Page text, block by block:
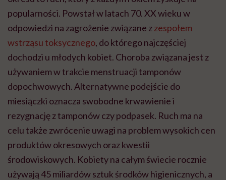
popularności. Powstał w latach 70. XX wieku w
odpowiedzi na zagrożenie związane zzespołem
wstrząsu toksycznego, do którego najczęściej
dochodzi u młodych kobiet. Choroba związana jest z
używaniem w trakcie menstruacji tamponów
dopochwowych. Alternatywne podejście do
miesiączki oznacza swobodne krwawienie i
rezygnację z tamponów czy podpasek. Ruch ma na
celu także zwrócenie uwagi na problem wysokich cen
produktów okresowych oraz kwestii
środowiskowych. Kobiety na całym świecie rocznie
używają 45 miliardów sztuk środków higienicznych, a